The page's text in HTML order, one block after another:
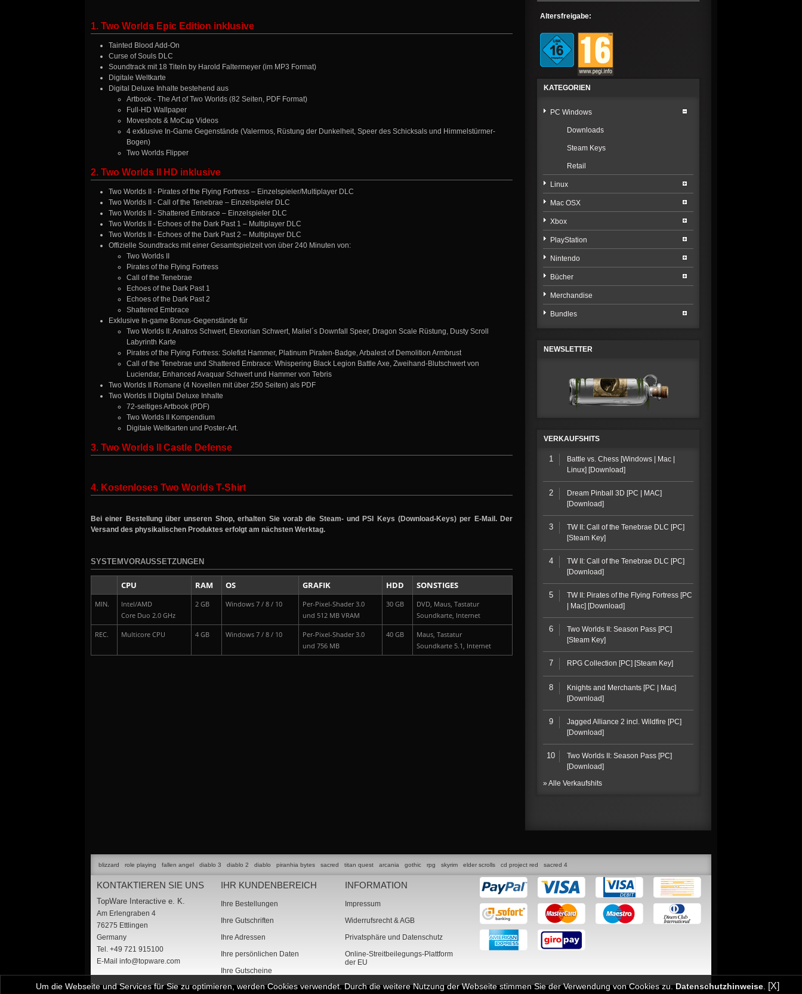
1. Two Worlds Epic Edition inklusive
Tainted Blood Add-On
Curse of Souls DLC
Soundtrack mit 18 Titeln by Harold Faltermeyer (im MP3 Format)
Digitale Weltkarte
Digital Deluxe Inhalte bestehend aus
Artbook - The Art of Two Worlds (82 Seiten, PDF Format)
Full-HD Wallpaper
Moveshots & MoCap Videos
4 exklusive In-Game Gegenstände (Valermos, Rüstung der Dunkelheit, Speer des Schicksals und Himmelstürmer-
Bogen)
Two Worlds Flipper
2. Two Worlds II HD inklusive
Two Worlds II - Pirates of the Flying Fortress – Einzelspieler/Multiplayer DLC
Two Worlds II - Call of the Tenebrae – Einzelspieler DLC
Two Worlds II - Shattered Embrace – Einzelspieler DLC
Two Worlds II - Echoes of the Dark Past 1 – Multiplayer DLC
Two Worlds II - Echoes of the Dark Past 2 – Multiplayer DLC
Offizielle Soundtracks mit einer Gesamtspielzeit von über 240 Minuten von:
Two Worlds II
Pirates of the Flying Fortress
Call of the Tenebrae
Echoes of the Dark Past 1
Echoes of the Dark Past 2
Shattered Embrace
Exklusive In-game Bonus-Gegenstände für
Two Worlds II: Anatros Schwert, Elexorian Schwert, Maliel´s Downfall Speer, Dragon Scale Rüstung, Dusty Scroll
Labyrinth Karte
Pirates of the Flying Fortress: Solefist Hammer, Platinum Piraten-Badge, Arbalest of Demolition Armbrust
Call of the Tenebrae und Shattered Embrace: Whispering Black Legion Battle Axe, Zweihand-Blutschwert von
Luciendar, Enhanced Avaquar Schwert und Hammer von Tebris
Two Worlds II Romane (4 Novellen mit über 250 Seiten) als PDF
Two Worlds II Digital Deluxe Inhalte
72-seitiges Artbook (PDF)
Two Worlds II Kompendium
Digitale Weltkarten und Poster-Art.
3. Two Worlds II Castle Defense
4. Kostenloses Two Worlds T-Shirt
Bei einer Bestellung über unseren Shop, erhalten Sie vorab die Steam- und PSI Keys (Download-Keys) per E-Mail. Der
Versand des physikalischen Produktes erfolgt am nächsten Werktag.
SYSTEMVORAUSSETZUNGEN
CPU RAM OS GRAFIK HDD SONSTIGES
MIN.
Intel/AMD
Core Duo 2.0 GHz
2 GB Windows 7 / 8 / 10
Per-Pixel-Shader 3.0
und 512 MB VRAM
30 GB
DVD, Maus, Tastatur
Soundkarte, Internet
REC. Multicore CPU 4 GB Windows 7 / 8 / 10
Per-Pixel-Shader 3.0
und 756 MB
40 GB
Maus, Tastatur
Soundkarte 5.1, Internet
Altersfreigabe:
KATEGORIEN
PC Windows
Downloads
Steam Keys
Retail
Linux
Mac OSX
Xbox
PlayStation
Nintendo
Bücher
Merchandise
Bundles
NEWSLETTER
VERKAUFSHITS
1
Battle vs. Chess [Windows | Mac |
Linux] [Download]
2
Dream Pinball 3D [PC | MAC]
[Download]
3
TW II: Call of the Tenebrae DLC [PC]
[Steam Key]
4
TW II: Call of the Tenebrae DLC [PC]
[Download]
5
TW II: Pirates of the Flying Fortress [PC
| Mac] [Download]
6
Two Worlds II: Season Pass [PC]
[Steam Key]
7 RPG Collection [PC] [Steam Key]
8
Knights and Merchants [PC | Mac]
[Download]
9
Jagged Alliance 2 incl. Wildfire [PC]
[Download]
10
Two Worlds II: Season Pass [PC]
[Download]
» Alle Verkaufshits
blizzard role playing fallen angel diablo 3 diablo 2 diablo piranhia bytes sacred titan quest arcania gothic rpg skyrim elder scrolls cd project red sacred 4
KONTAKTIEREN SIE UNS
TopWare Interactive e. K.
Am Erlengraben 4
76275 Ettlingen
Germany
Tel. +49 721 915100
E-Mailinfo@topware.com
IHR KUNDENBEREICH
Ihre Bestellungen
Ihre Gutschriften
Ihre Adressen
Ihre persönlichen Daten
Ihre Gutscheine
INFORMATION
Impressum
Widerrufsrecht & AGB
Privatsphäre und Datenschutz
Online-Streitbeilegungs-Plattform
der EU
Um die Webseite und Services für Sie zu optimieren, werden Cookies verwendet. Durch die weitere Nutzung der Webseite stimmen Sie der Verwendung von Cookies zu.Datenschutzhinweise [X]